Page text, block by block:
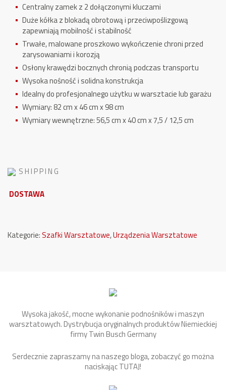
Centralny zamek z 2 dołączonymi kluczami
Duże kółka z blokadą obrotową i przeciwpoślizgową
zapewniają mobilność i stabilność
Trwałe, malowane proszkowo wykończenie chroni przed
zarysowaniami i korozją
Osłony krawędzi bocznych chronią podczas transportu
Wysoka nośność i solidna konstrukcja
Idealny do profesjonalnego użytku w warsztacie lub garażu
Wymiary: 82 cm x 46 cm x 98 cm
Wymiary wewnętrzne: 56,5 cm x 40 cm x 7,5 / 12,5 cm
S H I P P I N G
DOSTAWA
Kategorie:Szafki Warsztatowe,Urządzenia Warsztatowe
Wysoka jakość, mocne wykonanie podnośników i maszyn
warsztatowych. Dystrybucja oryginalnych produktów Niemieckiej
firmy Twin Busch Germany
Serdecznie zapraszamy na naszego bloga, zobaczyć go można
naciskającTUTAJ!